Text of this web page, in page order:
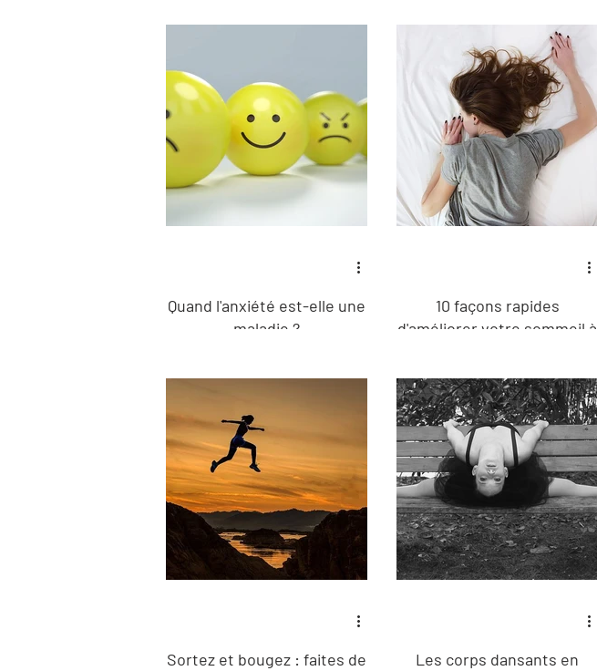
Quand l'anxiété est-elle une
maladie ?
10 façons rapides
d'améliorer votre sommeil à
Sortez et bougez : faites de
Les corps dansants en